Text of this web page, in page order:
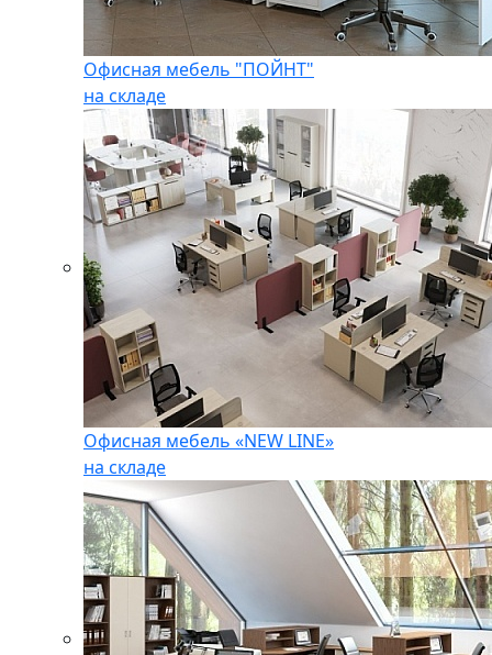
Офисная мебель "ПОЙНТ"
на складе
Офисная мебель «NEW LINE»
на складе